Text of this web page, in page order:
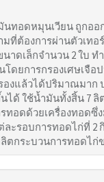
อดหมุนเวียน ถูกอ
องการผ่านตัวเทอ
าดเล็กจำนวน 2 ใ
การกรองเศษเจือ
องแล้วได้ปริมาณมา
ได้ ใช้น้ำมันทั้งสิ้น 7
อดด้วยเครื่องทอด
ะรอบการทอดไก่ที่ 2
ตกระบวนการทอดไก่